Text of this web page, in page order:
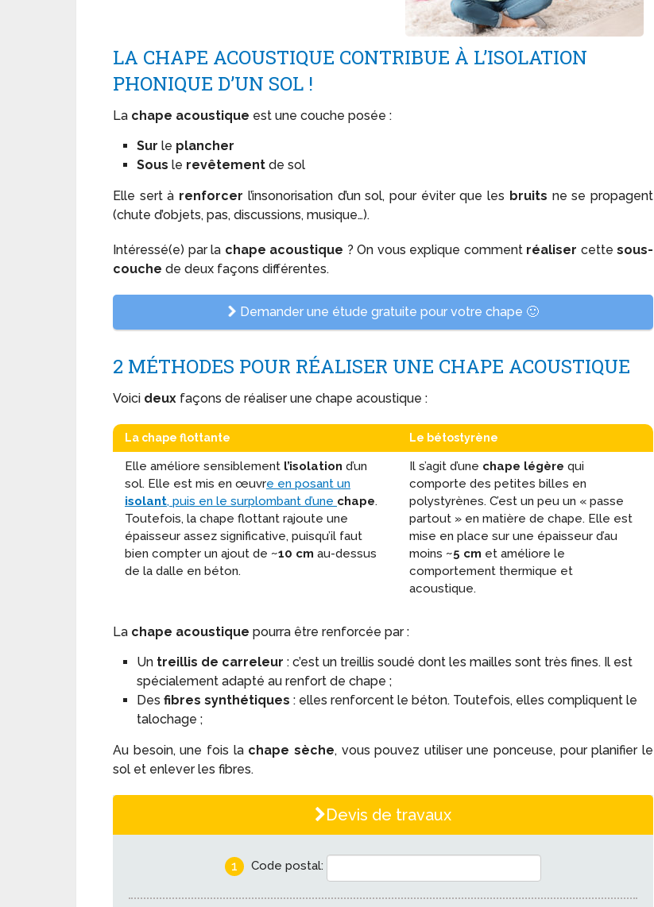
LA CHAPE ACOUSTIQUE CONTRIBUE À L’ISOLATION
PHONIQUE D’UN SOL !
La chape acoustique est une couche posée :
Sur le plancher
Sous le revêtement de sol
Elle sert à renforcer l’insonorisation d’un sol, pour éviter que les bruits ne se propagent
(chute d’objets, pas, discussions, musique…).
Intéressé(e) par la chape acoustique ? On vous explique comment réaliser cette sous-
couche de deux façons différentes.
Demander une étude gratuite pour votre chape 🙂
2 MÉTHODES POUR RÉALISER UNE CHAPE ACOUSTIQUE
Voici deux façons de réaliser une chape acoustique :
La chape flottante Le bétostyrène
Elle améliore sensiblement l’isolation d’un
sol. Elle est mis en œuvre en posant un
isolant, puis en le surplombant d’une chape.
Toutefois, la chape flottant rajoute une
épaisseur assez significative, puisqu’il faut
bien compter un ajout de ~10 cm au-dessus
de la dalle en béton.
Il s’agit d’une chape légère qui
comporte des petites billes en
polystyrènes. C’est un peu un « passe
partout » en matière de chape. Elle est
mise en place sur une épaisseur d’au
moins ~5 cm et améliore le
comportement thermique et
acoustique.
La chape acoustique pourra être renforcée par :
Un treillis de carreleur: c’est un treillis soudé dont les mailles sont très fines. Il est
spécialement adapté au renfort de chape ;
Desfibres synthétiques: elles renforcent le béton. Toutefois, elles compliquent le
talochage ;
Au besoin, une fois la chape sèche, vous pouvez utiliser une ponceuse, pour planifier le
sol et enlever les fibres.
Devis de travaux
1 Code postal: